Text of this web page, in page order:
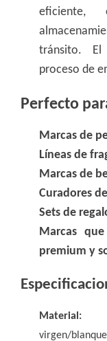
eficiente,
tránsito. El
proceso de
Perfecto
Marcas de
Líneas de
Marcas de
Curadores
Sets de
Marcas
premium y
Material:
virgen/